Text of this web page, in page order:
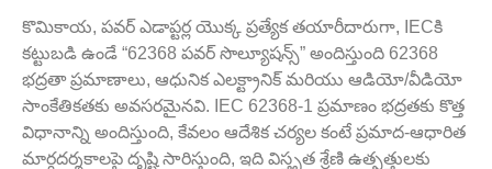
కొమికాయ, పవర్ ఎడాప్టర్ల యొక్క ప్రత్యేక తయారీదారుగా, IECకి
కట్టుబడి ఉండే “62368 పవర్ సొల్యూషన్స్” అందిస్తుంది 62368
భద్రతా ప్రమాణాలు, ఆధునిక ఎలక్ట్రానిక్ మరియు ఆడియో/వీడియో
సాంకేతికతకు అవసరమైనవి. IEC 62368-1 ప్రమాణం భద్రతకు కొత్త
విధానాన్ని అందిస్తుంది, కేవలం ఆదేశిక చర్యల కంటే ప్రమాద-ఆధారిత
మార్గదర్శకాలపై దృష్టి సారిస్తుంది, ఇది విస్తృత శ్రేణి ఉత్పత్తులకు